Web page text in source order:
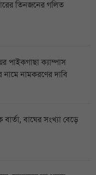
তিনজনের গলিত
পাইকগাছা ক্যাম্পাস
নামে নামকরণের দাবি
বাঘের সংখ্যা বেড়ে